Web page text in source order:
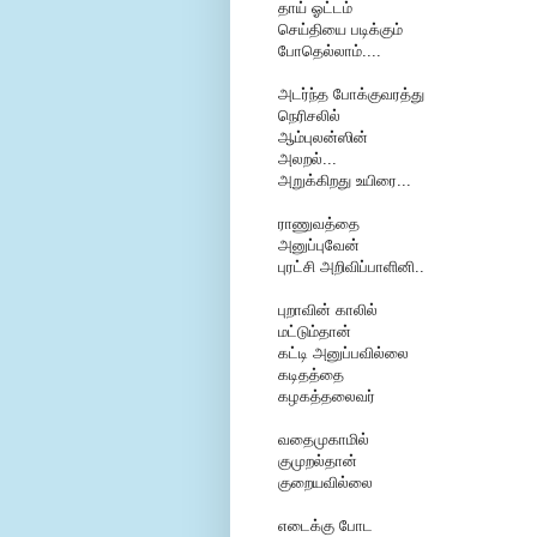
தாய் ஓட்டம்
செய்தியை படிக்கும்
போதெல்லாம்....
அடர்ந்த போக்குவரத்து
நெரிசலில்
ஆம்புலன்ஸின்
அலறல்...
அறுக்கிறது உயிரை...
ராணுவத்தை
அனுப்புவேன்
புரட்சி அறிவிப்பாளினி..
புறாவின் காலில்
மட்டும்தான்
கட்டி அனுப்பவில்லை
கடிதத்தை
கழகத்தலைவர்
வதைமுகாமில்
குமுறல்தான்
குறையவில்லை
எடைக்கு போட